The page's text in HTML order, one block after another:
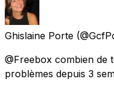
Ghislaine Porte
@Freebox combien de
problèmes depuis 3